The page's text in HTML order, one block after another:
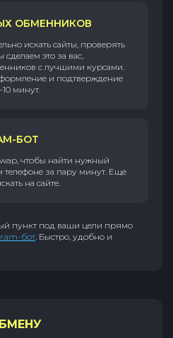
ОБМЕННИКОВ
искать сайты, проверять
это за вас,
с лучшими курсами.
и подтверждение
минут.
БОТ
чтобы найти нужный
за пару минут. Еще
на сайте.
пункт под ваши цели прямо
бот. Быстро, удобно и